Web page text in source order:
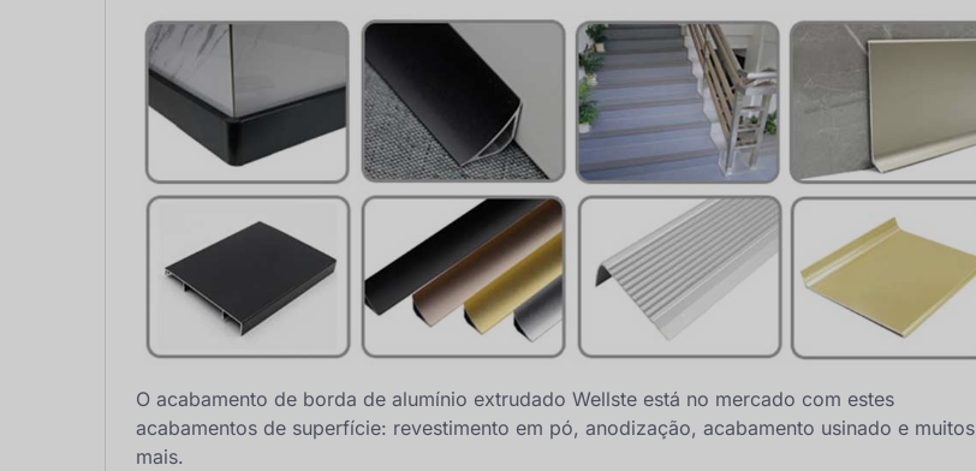
O acabamento de borda de alumínio extrudado Wellste está no mercado com estes
acabamentos de superfície: revestimento em pó, anodização, acabamento usinado e muitos
mais.